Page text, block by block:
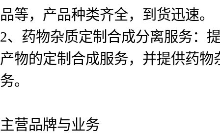
品等，产品种类齐全，到货迅速。
2、药物杂质定制合成分离服务：
产物的定制合成服务，并提供药
务。
主营品牌与业务